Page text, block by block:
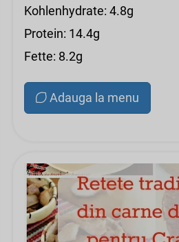
Kohlenhydrate: 4.8g
Protein: 14.4g
Fette: 8.2g
Adauga la menu